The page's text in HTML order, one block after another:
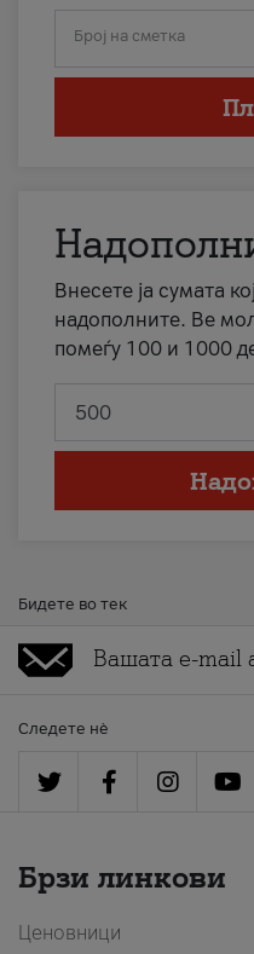
Број на сметка
Внесете ја сумата
надополните. Ве
помеѓу 100 и 1000
Бидете во тек
Следете нè
Брзи линкови
Ценовници